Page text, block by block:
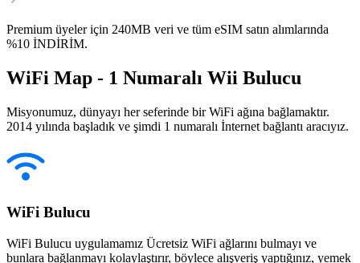
Premium üyeler için 240MB veri ve tüm eSIM satın alımlarında
%10 İNDİRİM.
WiFi Map - 1 Numaralı Wii Bulucu
Misyonumuz, dünyayı her seferinde bir WiFi ağına bağlamaktır.
2014 yılında başladık ve şimdi 1 numaralı İnternet bağlantı aracıyız.
WiFi Bulucu
WiFi Bulucu uygulamamız Ücretsiz WiFi ağlarını bulmayı ve
bunlara bağlanmayı kolaylaştırır, böylece alışveriş yaptığınız, yemek